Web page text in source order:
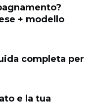
+ modello
completa per
e la tua